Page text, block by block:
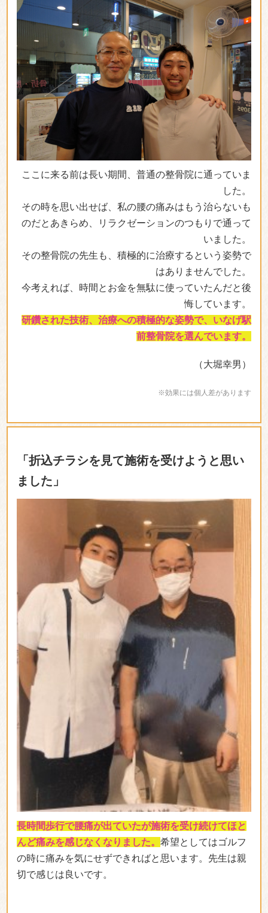
ここに来る前は長い期間、普通の整骨院に通っていま
した。
その時を思い出せば、私の腰の痛みはもう治らないも
のだとあきらめ、リラクゼーションのつもりで通って
いました。
その整骨院の先生も、積極的に治療するという姿勢で
はありませんでした。
今考えれば、時間とお金を無駄に使っていたんだと後
悔しています。
研鑽された技術、治療への積極的な姿勢で、いなげ駅
前整骨院を選んでいます。
（大堀幸男）
※効果には個人差があります
「折込チラシを見て施術を受けようと思い
ました」
長時間歩行で腰痛が出ていたが施術を受け続けてほと
んど痛みを感じなくなりました。 希望としてはゴルフ
の時に痛みを気にせずできればと思います。先生は親
切で感じは良いです。